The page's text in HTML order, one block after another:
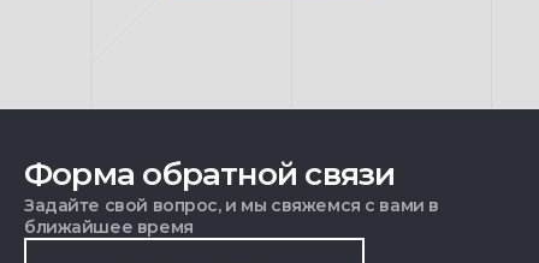
Форма обратной связи
Задайте свой вопрос, и мы свяжемся с вами в
ближайшее время